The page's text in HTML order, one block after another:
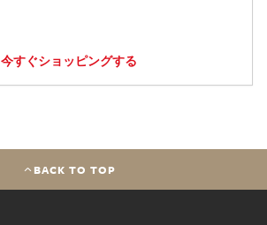
今すぐショッピングする
BACK TO TOP